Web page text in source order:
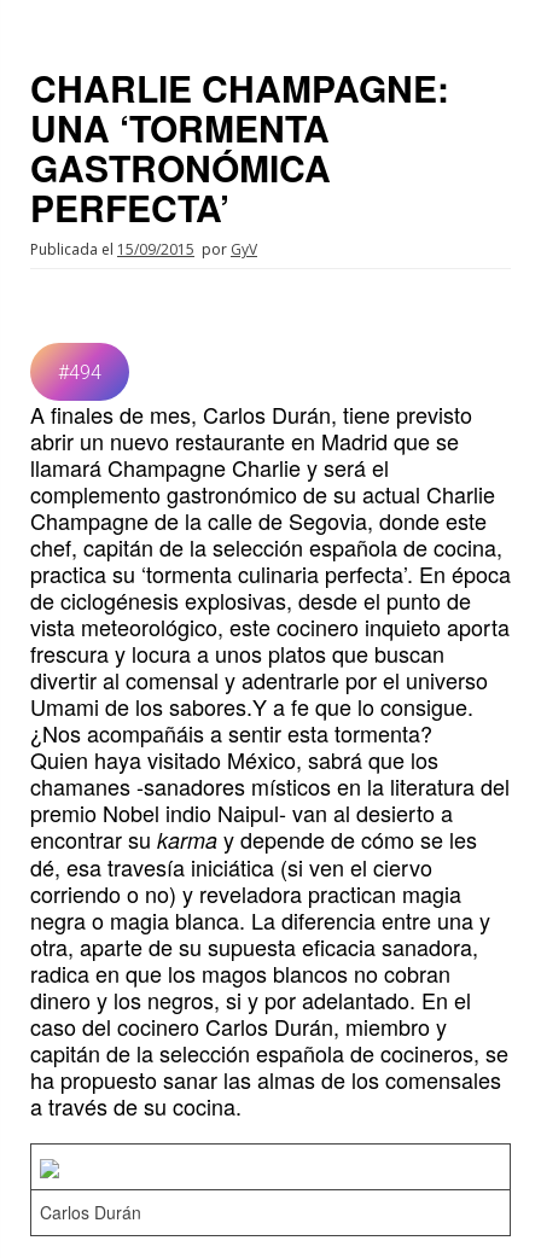
CHARLIE CHAMPAGNE:
UNA ‘TORMENTA
GASTRONÓMICA
PERFECTA’
Publicada el 15/09/2015 por GyV
#494
A finales de mes, Carlos Durán, tiene previsto
abrir un nuevo restaurante en Madrid que se
llamará Champagne Charlie y será el
complemento gastronómico de su actual Charlie
Champagne de la calle de Segovia, donde este
chef, capitán de la selección española de cocina,
practica su ‘tormenta culinaria perfecta’. En época
de ciclogénesis explosivas, desde el punto de
vista meteorológico, este cocinero inquieto aporta
frescura y locura a unos platos que buscan
divertir al comensal y adentrarle por el universo
Umami de los sabores.Y a fe que lo consigue.
¿Nos acompañáis a sentir esta tormenta?
Quien haya visitado México, sabrá que los
chamanes -sanadores místicos en la literatura del
premio Nobel indio Naipul- van al desierto a
encontrar su karma y depende de cómo se les
dé, esa travesía iniciática (si ven el ciervo
corriendo o no) y reveladora practican magia
negra o magia blanca. La diferencia entre una y
otra, aparte de su supuesta eficacia sanadora,
radica en que los magos blancos no cobran
dinero y los negros, si y por adelantado. En el
caso del cocinero Carlos Durán, miembro y
capitán de la selección española de cocineros, se
ha propuesto sanar las almas de los comensales
a través de su cocina.
Carlos Durán